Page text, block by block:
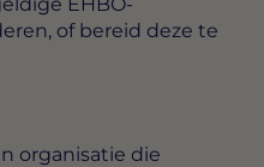
of bereid deze te
organisatie die